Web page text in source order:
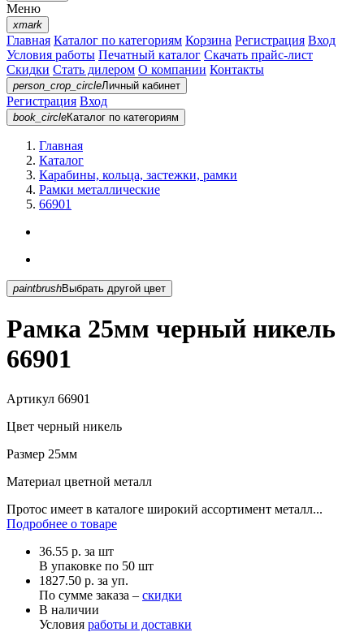
Меню
xmark
Главная Каталог по категориям Корзина Регистрация Вход
Условия работы Печатный каталог Скачать прайс-лист
Скидки Стать дилером О компании Контакты
person_crop_circleЛичный кабинет
Регистрация Вход
book_circleКаталог по категориям
Главная
Каталог
Карабины, кольца, застежки, рамки
Рамки металлические
66901
paintbrush Выбрать другой цвет
Рамка 25мм черный никель
66901
Артикул 66901
Цвет черный никель
Размер 25мм
Материал цветной металл
Протос имеет в каталоге широкий ассортимент металл...
Подробнее о товаре
36.55 р. за шт
В упаковке по 50 шт
1827.50 р. за уп.
По сумме заказа – скидки
В наличии
Условия работы и доставки